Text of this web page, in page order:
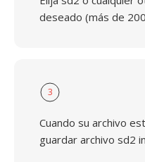
deseado (más de
3
Cuando su archivo
guardar archivo sd2